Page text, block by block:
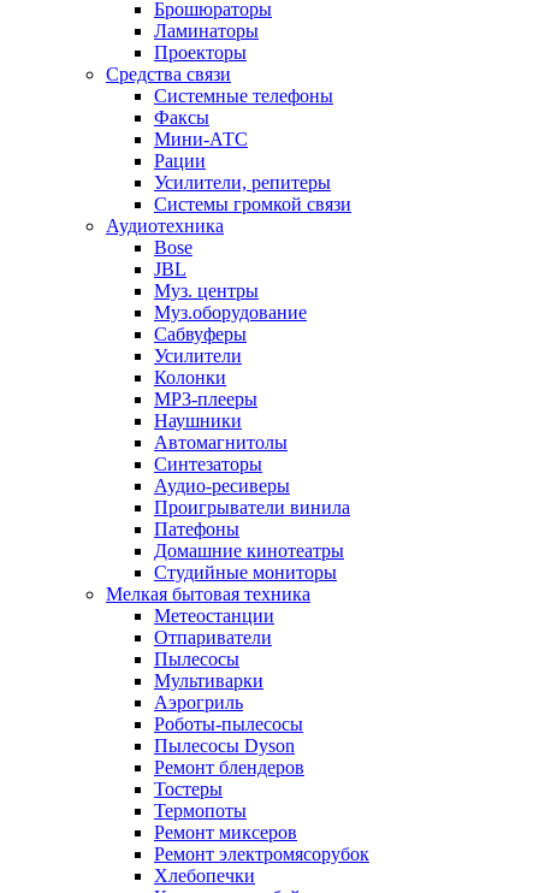
Брошюраторы
Ламинаторы
Проекторы
Средства связи
Системные телефоны
Факсы
Мини-АТС
Рации
Усилители, репитеры
Системы громкой связи
Аудиотехника
Bose
JBL
Муз. центры
Муз.оборудование
Сабвуферы
Усилители
Колонки
MP3-плееры
Наушники
Автомагнитолы
Синтезаторы
Аудио-ресиверы
Проигрыватели винила
Патефоны
Домашние кинотеатры
Студийные мониторы
Мелкая бытовая техника
Метеостанции
Отпариватели
Пылесосы
Мультиварки
Аэрогриль
Роботы-пылесосы
Пылесосы Dyson
Ремонт блендеров
Тостеры
Термопоты
Ремонт миксеров
Ремонт электромясорубок
Хлебопечки